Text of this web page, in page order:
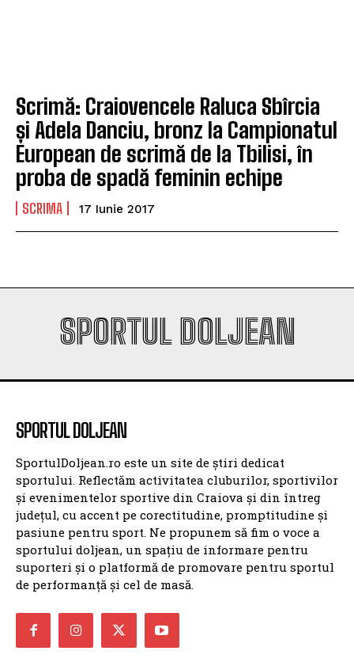
Scrimă: Craiovencele Raluca Sbîrcia
și Adela Danciu, bronz la Campionatul
European de scrimă de la Tbilisi, în
proba de spadă feminin echipe
SCRIMA 17 Iunie 2017
SPORTUL DOLJEAN
SPORTUL DOLJEAN
SportulDoljean.ro este un site de știri dedicat
sportului. Reflectăm activitatea cluburilor, sportivilor
și evenimentelor sportive din Craiova și din întreg
județul, cu accent pe corectitudine, promptitudine și
pasiune pentru sport. Ne propunem să fim o voce a
sportului doljean, un spațiu de informare pentru
suporteri și o platformă de promovare pentru sportul
de performanță și cel de masă.